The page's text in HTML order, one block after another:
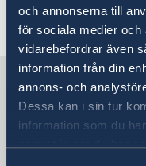
och annonserna till
för sociala medier
vidarebefordrar även
information från din
annons- och
Dessa kan i sin tur
information som du
samlat in när du har
News
Calendar
Last updated 02 Oct
Sweden in
Embassy